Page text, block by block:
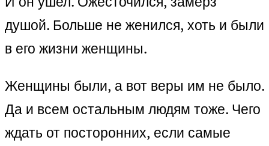
душой. Больше не женился, хоть и были
в его жизни женщины.
Женщины были, а вот веры им не было.
Да и всем остальным людям тоже. Чего
ждать от посторонних, если самые